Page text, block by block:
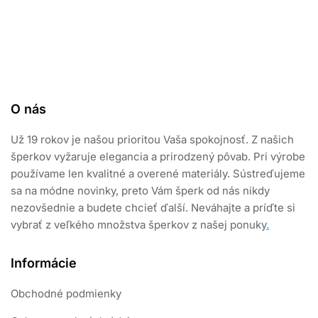
O nás
Už 19 rokov je našou prioritou Vaša spokojnosť. Z našich
šperkov vyžaruje elegancia a prirodzený pôvab. Pri výrobe
používame len kvalitné a overené materiály. Sústreďujeme
sa na módne novinky, preto Vám šperk od nás nikdy
nezovšednie a budete chcieť ďalší. Neváhajte a príďte si
vybrať z veľkého množstva šperkov z našej ponuky.
Informácie
Obchodné podmienky